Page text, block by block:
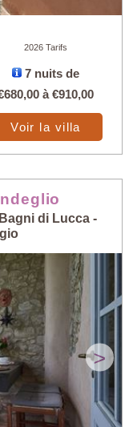
2026 Tarifs
7 nuits de
à€910,00
Voir la villa
di Lucca -
>